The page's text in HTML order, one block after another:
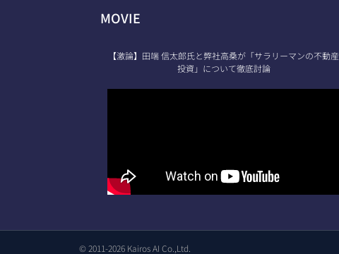
MOVIE
【激論】田端 信太郎氏と弊社高桑が「サラリーマンの不動産
投資」について徹底討論
© 2011-2026 Kairos AI Co.,Ltd.